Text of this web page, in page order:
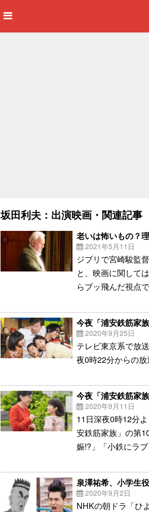
坂田利夫：出演映画・関連記事
老いは怖いもの？
2021年5月11日
ジブリで宮崎駿監
と、映画に関して
らブッ飛んだ視点
今夜「浦安鉄筋家
2020年9月25日
テレビ東京系で放
夜0時22分からの放
今夜「浦安鉄筋家
2020年9月11日
11日深夜0時12分
安鉄筋家族」の第
娠!?」「小鉄にラ
泉澤祐希、小学生
2020年9月2日
NHKの朝ドラ「ひ